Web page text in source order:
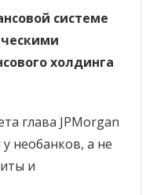
системе
холдинга
глава JPMorgan
необанков, а не
и